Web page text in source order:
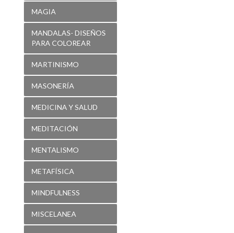
MAGIA
MANDALAS- DISEÑOS
PARA COLOREAR
MARTINISMO
MASONERÍA
MEDICINA Y SALUD
MEDITACIÓN
MENTALISMO
METAFÍSICA
MINDFULNESS
MISCELANEA